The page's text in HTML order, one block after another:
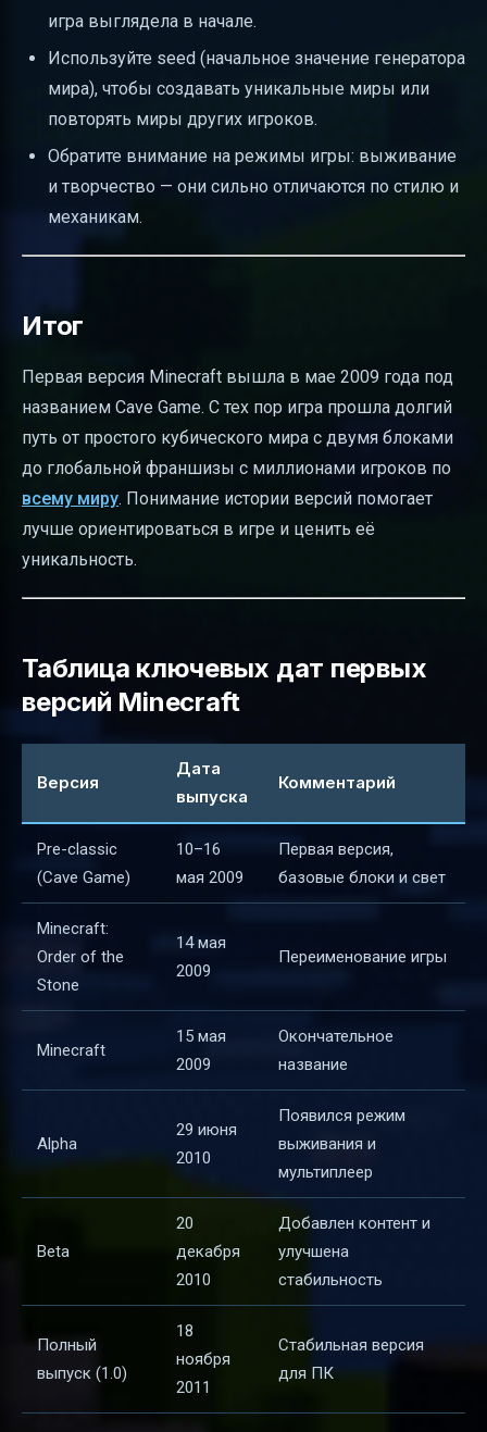
игра выглядела в начале.
Используйте seed (начальное значение генератора
мира), чтобы создавать уникальные миры или
повторять миры других игроков.
Обратите внимание на режимы игры: выживание
и творчество — они сильно отличаются по стилю и
механикам.
Итог
Первая версия Minecraft вышла в мае 2009 года под
названием Cave Game. С тех пор игра прошла долгий
путь от простого кубического мира с двумя блоками
до глобальной франшизы с миллионами игроков по
всему миру. Понимание истории версий помогает
лучше ориентироваться в игре и ценить её
уникальность.
Таблица ключевых дат первых
версий Minecraft
Версия
Дата
выпуска
Комментарий
Pre-classic
(Cave Game)
10–16
мая 2009
Первая версия,
базовые блоки и свет
Minecraft:
Order of the
Stone
14 мая
2009
Переименование игры
Minecraft
15 мая
2009
Окончательное
название
Alpha
29 июня
2010
Появился режим
выживания и
мультиплеер
Beta
20
декабря
2010
Добавлен контент и
улучшена
стабильность
Полный
выпуск (1.0)
18
ноября
2011
Стабильная версия
для ПК